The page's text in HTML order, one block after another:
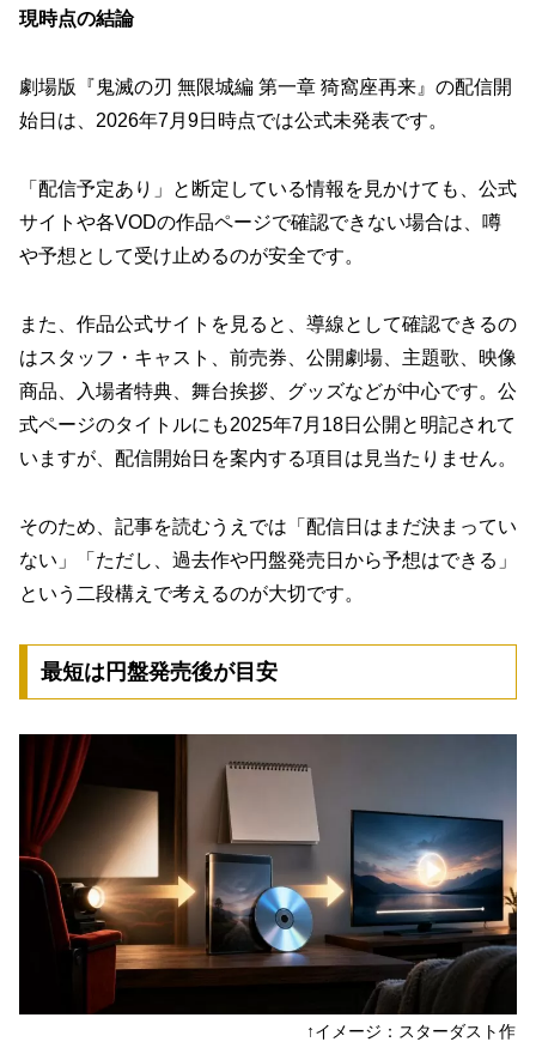
現時点の結論
劇場版『鬼滅の刃 無限城編 第一章 猗窩座再来』の配信開
始日は、2026年7月9日時点では公式未発表です。
「配信予定あり」と断定している情報を見かけても、公式
サイトや各VODの作品ページで確認できない場合は、噂
や予想として受け止めるのが安全です。
また、作品公式サイトを見ると、導線として確認できるの
はスタッフ・キャスト、前売券、公開劇場、主題歌、映像
商品、入場者特典、舞台挨拶、グッズなどが中心です。公
式ページのタイトルにも2025年7月18日公開と明記されて
いますが、配信開始日を案内する項目は見当たりません。
そのため、記事を読むうえでは「配信日はまだ決まってい
ない」「ただし、過去作や円盤発売日から予想はできる」
という二段構えで考えるのが大切です。
最短は円盤発売後が目安
↑イメージ：スターダスト作